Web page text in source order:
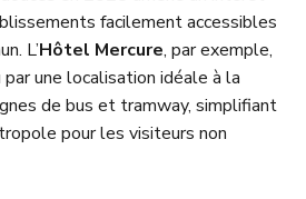
facilement accessibles
L’Hôtel Mercure, par exemple,
une localisation idéale à la
de bus et tramway, simplifiant
pour les visiteurs non